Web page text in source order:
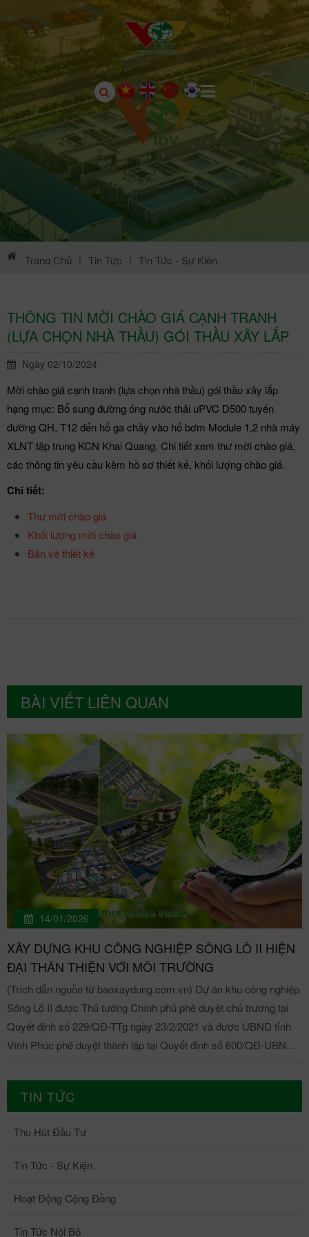
Trang Chủ | Tin Tức | Tin Tức - Sự Kiện
THÔNG TIN MỜI CHÀO GIÁ CẠNH TRANH
(LỰA CHỌN NHÀ THẦU) GÓI THẦU XÂY LẮP
Ngày 02/10/2024
Mời chào giá cạnh tranh (lựa chọn nhà thầu) gói thầu xây lắp
hạng mục: Bổ sung đường ống nước thải uPVC D500 tuyến
đường QH, T12 đến hố ga chảy vào hố bơm Module 1,2 nhà máy
XLNT tập trung KCN Khai Quang. Chi tiết xem thư mời chào giá,
các thông tin yêu cầu kèm hồ sơ thiết kế, khối lượng chào giá.
Chi tiết:
Thư mời chào giá
Khối lượng mời chào giá
Bản vẽ thiết kế
BÀI VIẾT LIÊN QUAN
14/01/2026
XÂY DỰNG KHU CÔNG NGHIỆP SÔNG LÔ II HIỆN
ĐẠI THÂN THIỆN VỚI MÔI TRƯỜNG
(Trích dẫn nguồn từ baoxaydung.com.vn) Dự án khu công nghiệp
Sông Lô II được Thủ tướng Chính phủ phê duyệt chủ trương tại
Quyết định số 229/QĐ-TTg ngày 23/2/2021 và được UBND tỉnh
Vĩnh Phúc phê duyệt thành lập tại Quyết định số 600/QĐ-UBND
địa bàn xã Đồng Thịnh và xã Yên Thạch, huyện Sông Lô, với diện
tích 165,65 ha. Tổng mức đầu tư của dự án hơn 1.500 tỷ đồng do
đầu tư. Đây là khu công nghiệp đầu tiên trên địa bàn huyện Sông
thống giao thông thuận lợi, kết nối trực tiếp với sân bay Nội Bài và
mạng lưới đường cao tốc quốc gia; kết nối cảng cạn quốc tế ICD
nối với các tỉnh thuộc vùng kinh tế trọng điểm phía Bắc và các
TIN TỨC
Thu Hút Đầu Tư
Tin Tức - Sự Kiện
Hoạt Động Cộng Đồng
Tin Tức Nội Bộ